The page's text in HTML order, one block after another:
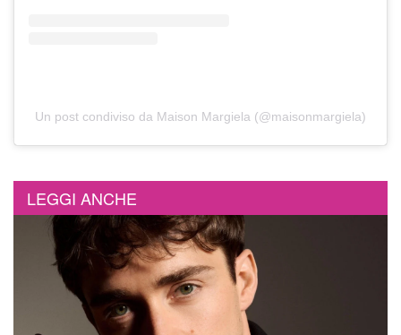
Un post condiviso da Maison Margiela (@maisonmargiela)
LEGGI ANCHE